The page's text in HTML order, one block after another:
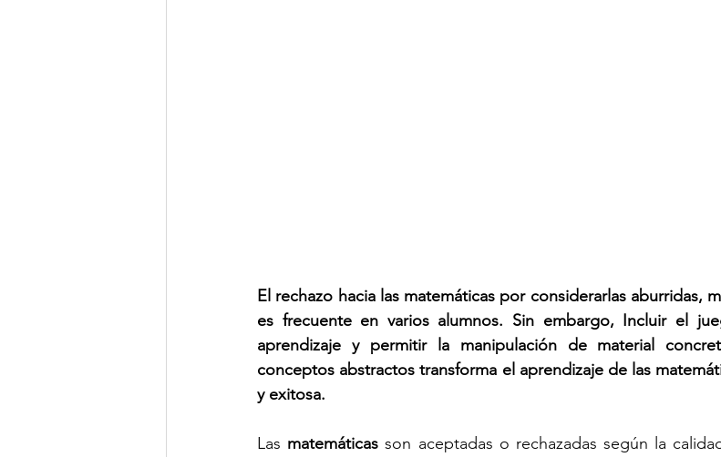
El rechazo hacia las matemáticas por considerarlas aburridas,
es frecuente en varios alumnos. Sin embargo, Incluir el
aprendizaje y permitir la manipulación de material
conceptos abstractos transforma el aprendizaje de las
y exitosa.
Las matemáticas son aceptadas o rechazadas según la